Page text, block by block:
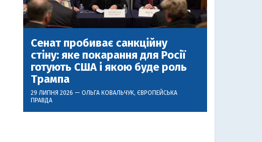
Сенат пробиває санкційну
стіну: яке покарання для Росії
готують США і якою буде роль
Трампа
29 ЛИПНЯ 2026 — ОЛЬГА КОВАЛЬЧУК, ЄВРОПЕЙСЬКА
ПРАВДА